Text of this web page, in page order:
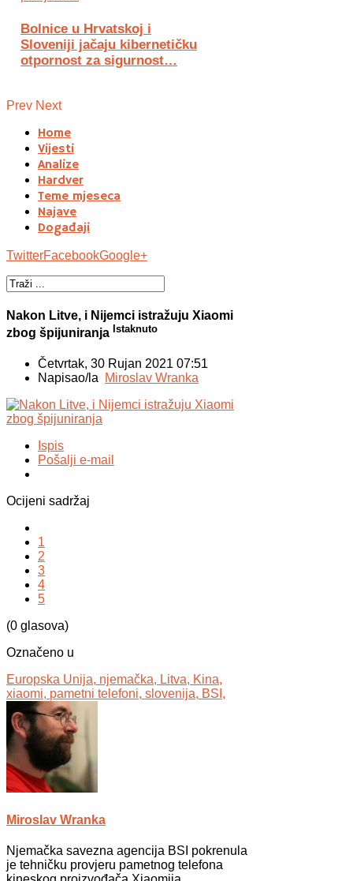
Bolnice u Hrvatskoj i
Sloveniji jačaju kibernetičku
otpornost za sigurnost…
Prev Next
Home
Vijesti
Analize
Hardver
Teme mjeseca
Najave
Događaji
TwitterFacebookGoogle+
Nakon Litve, i Nijemci istražuju Xiaomi
zbog špijuniranja Istaknuto
Četvrtak, 30 Rujan 2021 07:51
Napisao/la Miroslav Wranka
Ispis
Pošalji e-mail
Ocijeni sadržaj
1
2
3
4
5
(0 glasova)
Označeno u
Europska Unija, njemačka, Litva, Kina,
xiaomi, pametni telefoni, slovenija, BSI,
Miroslav Wranka
Njemačka savezna agencija BSI pokrenula
je tehničku provjeru pametnog telefona